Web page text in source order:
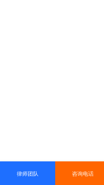
律师团队 咨询电话